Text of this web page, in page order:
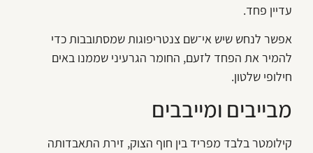
עדיין פחד.
אפשר לנחש שיש אי־שם צנטריפוגות שמסתובבות כדי
להמיר את הפחד לזעם, החומר הגרעיני שממנו באים
חילופי שלטון.
מבייבים ומייבבים
קילומטר בלבד מפריד בין חוף הצוק, זירת התאבדותה